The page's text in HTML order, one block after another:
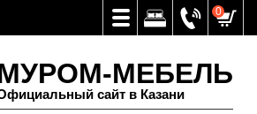
0
МЕБЕЛЬ
сайт в Казани